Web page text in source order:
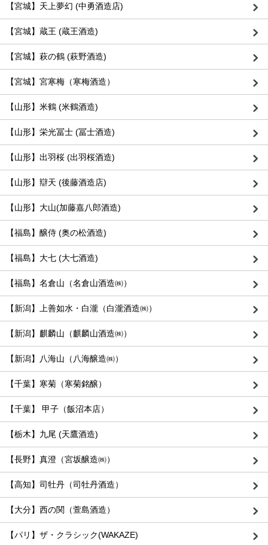
【宮城】天上夢幻 (中勇酒造店)
【宮城】蔵王 (蔵王酒造)
【宮城】萩の鶴 (萩野酒造)
【宮城】宮寒梅（寒梅酒造）
【山形】米鶴 (米鶴酒造)
【山形】栄光冨士 (冨士酒造)
【山形】出羽桜 (出羽桜酒造)
【山形】辯天 (後藤酒造店)
【山形】大山(加藤嘉八郎酒造)
【福島】醸侍 (奥の松酒造)
【福島】大七 (大七酒造)
【福島】名倉山（名倉山酒造㈱）
【新潟】上善如水・白瀧（白瀧酒造㈱）
【新潟】麒麟山（麒麟山酒造㈱）
【新潟】八海山（八海醸造㈱）
【千葉】寒菊（寒菊銘醸）
【千葉】 甲子（飯沼本店）
【栃木】九尾 (天鷹酒造)
【長野】真澄（宮坂醸造㈱）
【高知】司牡丹（司牡丹酒造）
【大分】西の関（萱島酒造）
【パリ】ザ・クラシック(WAKAZE)